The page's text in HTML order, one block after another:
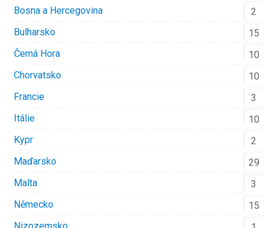
Bosna a Hercegovina
2
Bulharsko
15
Černá Hora
10
Chorvatsko
10
Francie
3
Itálie
10
Kypr
2
Maďarsko
29
Malta
3
Německo
15